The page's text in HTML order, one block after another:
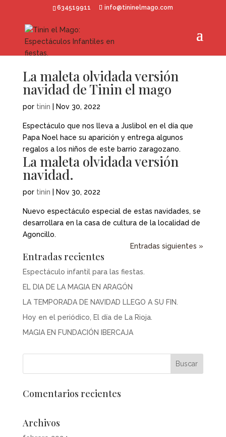
634519911 info@tininelmago.com
La maleta olvidada versión
navidad de Tinin el mago
por tinin Nov 30, 2022
Espectáculo que nos lleva a Juslibol en el día que
Papa Noel hace su aparición y entrega algunos
regalos a los niños de este barrio zaragozano.
La maleta olvidada versión
navidad.
por tinin Nov 30, 2022
Nuevo espectáculo especial de estas navidades, se
desarrollara en la casa de cultura de la localidad de
Agoncillo.
Entradas siguientes »
Entradas recientes
Espectáculo infantil para las fiestas.
EL DIA DE LA MAGIA EN ARAGÓN
LA TEMPORADA DE NAVIDAD LLEGO A SU FIN.
Hoy en el periódico, El día de La Rioja.
MAGIA EN FUNDACIÓN IBERCAJA
Comentarios recientes
Archivos